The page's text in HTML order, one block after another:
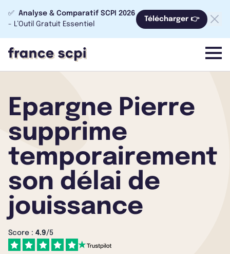
✅ Analyse & Comparatif SCPI 2026
- L’Outil Gratuit Essentiel
Télécharger 👉
menu
Epargne Pierre
supprime
temporairement
son délai de
jouissance
Score : 4.9/5